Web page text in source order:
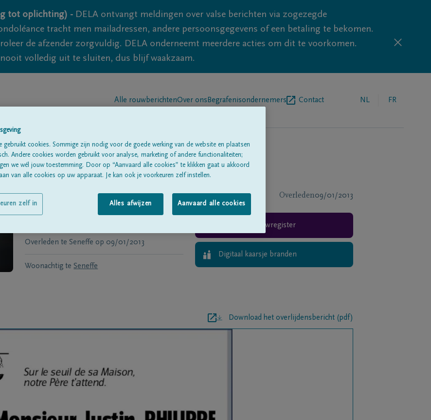
tot oplichting) - DELA ontvangt meldingen over valse berichten via zogezegde
tracht men mailadressen, andere persoonsgegevens of een betaling te bekomen.
de afzender zorgvuldig. DELA onderneemt meerdere acties om dit te voorkomen.
volledig uit te sluiten, dus blijf waakzaam.
Alle rouwberichtenOver ons Begrafenisondernemers Contact NL FR
Overleden09/01/2013
Overleden te Seneffe op 09/01/2013
Woonachtig te Seneffe
Rouwregister
Digitaal kaarsje branden
Download het overlijdensbericht (pdf)
gebruikt cookies. Sommige zijn nodig voor de goede werking van de website en plaatsen
Andere cookies worden gebruikt voor analyse, marketing of andere functionaliteiten;
we wél jouw toestemming. Door op “Aanvaard alle cookies” te klikken gaat u akkoord
van alle cookies op uw apparaat. Je kan ook je voorkeuren zelf instellen.
Alles afwijzen Aanvaard alle cookies
zelf in